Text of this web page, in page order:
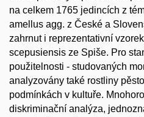
na celkem 1765 jedincích z
amellus agg. z České a
zahrnut i reprezentativní
scepusiensis ze Spiše. Pro
použitelnosti - studovaných
analyzovány také rostliny
podmínkách v kultuře.
diskriminační analýza,